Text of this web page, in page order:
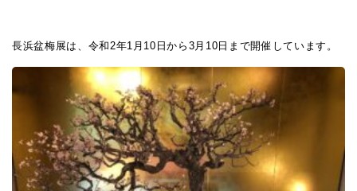
長浜盆梅展は、令和 2年1 月 10 日から 3 月 10 日まで開催しています。